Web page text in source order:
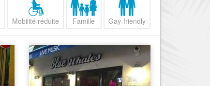
Hôtels, ...
Visiter
Sortir
Restaurants, ...
Commerces
Nice Promenade du
Nice le Port
Nice le Vieux Nice
Nice le Coeur de Ville
Nice les Collines Niçoises
Mobilité réduite Famille Gay-friendly